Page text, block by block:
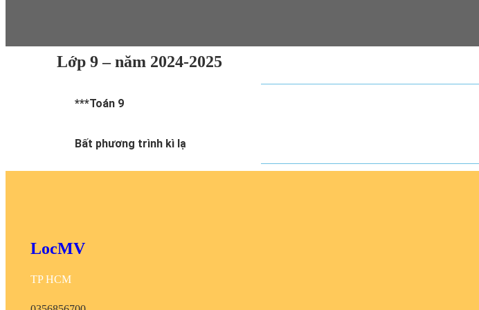
Lớp 9 – năm 2024-2025​​
***Toán 9
Bất phương trình kì lạ
LocMV
TP HCM